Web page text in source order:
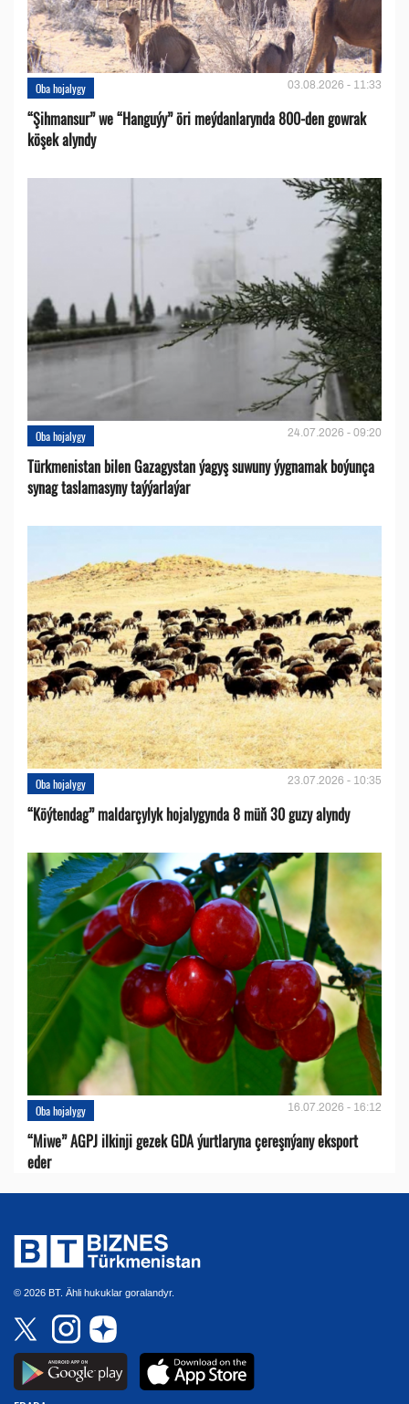
Oba hojalygy 03.08.2026 - 11:33
“Şihmansur” we “Hanguýy” öri meýdanlarynda 800-den gowrak
köşek alyndy
Oba hojalygy 24.07.2026 - 09:20
Türkmenistan bilen Gazagystan ýagyş suwuny ýygnamak boýunça
synag taslamasyny taýýarlaýar
Oba hojalygy 23.07.2026 - 10:35
“Köýtendag” maldarçylyk hojalygynda 8 müň 30 guzy alyndy
Oba hojalygy 16.07.2026 - 16:12
“Miwe” AGPJ ilkinji gezek GDA ýurtlaryna çereşnýany eksport
eder
© 2026 BT. Ähli hukuklar goralandyr.